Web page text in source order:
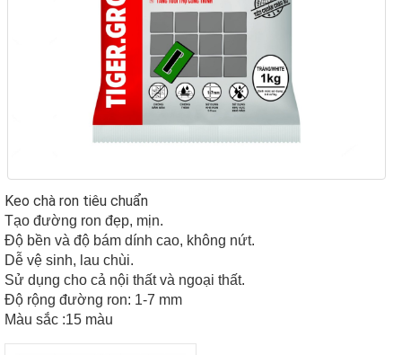
Keo chà ron tiêu chuẩn
Tạo đường ron đẹp, mịn.
Độ bền và độ bám dính cao, không nứt.
Dễ vệ sinh, lau chùi.
Sử dụng cho cả nội thất và ngoại thất.
Độ rộng đường ron: 1-7 mm
Màu sắc :15 màu